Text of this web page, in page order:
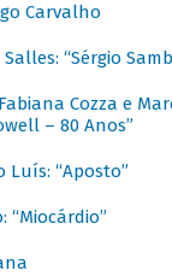
Carvalho
Salles: “Sérgio
Cozza e
– 80 Anos”
Luís: “Aposto”
“Miocárdio”